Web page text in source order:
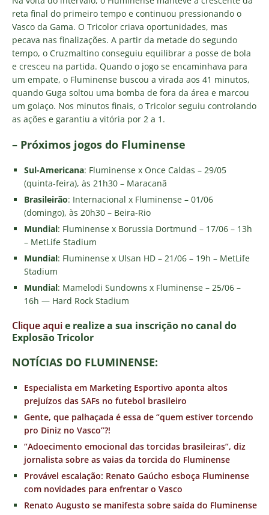
reta final do primeiro tempo e continuou pressionando o
Vasco da Gama. O Tricolor criava oportunidades, mas
pecava nas finalizações. A partir da metade do segundo
tempo, o Cruzmaltino conseguiu equilibrar a posse de bola
e cresceu na partida. Quando o jogo se encaminhava para
um empate, o Fluminense buscou a virada aos 41 minutos,
quando Guga soltou uma bomba de fora da área e marcou
um golaço. Nos minutos finais, o Tricolor seguiu controlando
as ações e garantiu a vitória por 2 a 1.
– Próximos jogos do Fluminense
Sul-Americana: Fluminense x Once Caldas – 29/05
(quinta-feira), às 21h30 – Maracanã
Brasileirão: Internacional x Fluminense – 01/06
(domingo), às 20h30 – Beira-Rio
Mundial: Fluminense x Borussia Dortmund – 17/06 – 13h
– MetLife Stadium
Mundial: Fluminense x Ulsan HD – 21/06 – 19h – MetLife
Stadium
Mundial: Mamelodi Sundowns x Fluminense – 25/06 –
16h — Hard Rock Stadium
Clique aquie realize a sua inscrição no canal do
Explosão Tricolor
NOTÍCIAS DO FLUMINENSE:
Especialista em Marketing Esportivo aponta altos
prejuízos das SAFs no futebol brasileiro
Gente, que palhaçada é essa de “quem estiver torcendo
pro Diniz no Vasco”?!
“Adoecimento emocional das torcidas brasileiras”, diz
jornalista sobre as vaias da torcida do Fluminense
Provável escalação: Renato Gaúcho esboça Fluminense
com novidades para enfrentar o Vasco
Renato Augusto se manifesta sobre saída do Fluminense